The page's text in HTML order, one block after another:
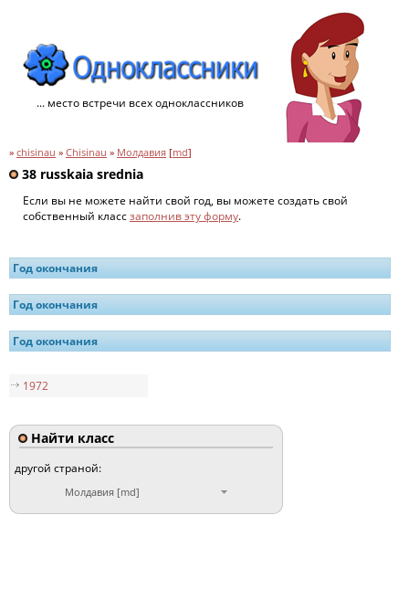
... место встречи всех одноклассников
» chisinau » Chisinau » Молдавия [md]
38 russkaia srednia
Если вы не можете найти свой год, вы можете создать свой
собственный классзаполнив эту форму.
Год окончания
Год окончания
Год окончания
1972
Найти класс
другой страной:
Молдавия [md]